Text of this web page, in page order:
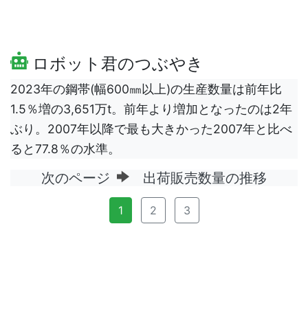
ロボット君のつぶやき
2023年の鋼帯(幅600㎜以上)の生産数量は前年比
1.5％増の3,651万t。前年より増加となったのは2年
ぶり。2007年以降で最も大きかった2007年と比べ
ると77.8％の水準。
次のページ 出荷販売数量の推移
1 2 3